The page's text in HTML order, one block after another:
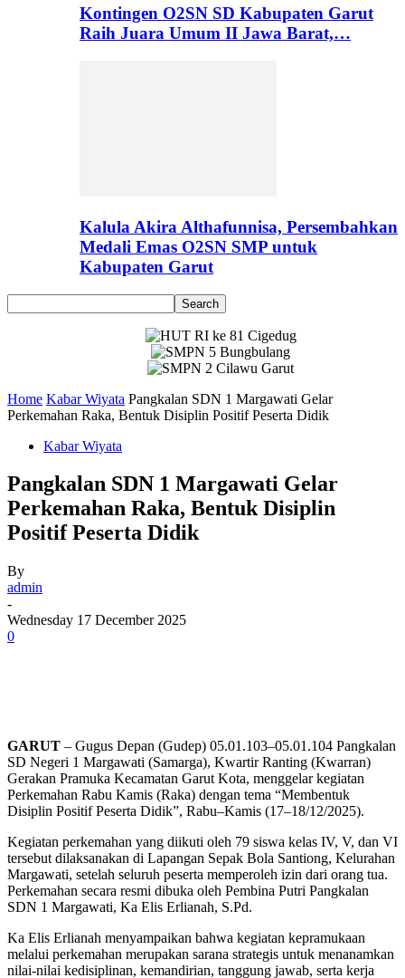
Kontingen O2SN SD Kabupaten Garut
Raih Juara Umum II Jawa Barat,…
Kalula Akira Althafunnisa, Persembahkan
Medali Emas O2SN SMP untuk
Kabupaten Garut
Home Kabar Wiyata Pangkalan SDN 1 Margawati Gelar
Perkemahan Raka, Bentuk Disiplin Positif Peserta Didik
Kabar Wiyata
Pangkalan SDN 1 Margawati Gelar
Perkemahan Raka, Bentuk Disiplin
Positif Peserta Didik
By
admin
-
Wednesday 17 December 2025
0
GARUT – Gugus Depan (Gudep) 05.01.103–05.01.104 Pangkalan
SD Negeri 1 Margawati (Samarga), Kwartir Ranting (Kwarran)
Gerakan Pramuka Kecamatan Garut Kota, menggelar kegiatan
Perkemahan Rabu Kamis (Raka) dengan tema “Membentuk
Disiplin Positif Peserta Didik”, Rabu–Kamis (17–18/12/2025).
Kegiatan perkemahan yang diikuti oleh 79 siswa kelas IV, V, dan VI
tersebut dilaksanakan di Lapangan Sepak Bola Santiong, Kelurahan
Margawati, setelah seluruh peserta memperoleh izin dari orang tua.
Perkemahan secara resmi dibuka oleh Pembina Putri Pangkalan
SDN 1 Margawati, Ka Elis Erlianah, S.Pd.
Ka Elis Erlianah menyampaikan bahwa kegiatan kepramukaan
melalui perkemahan merupakan sarana strategis untuk menanamkan
nilai-nilai kedisiplinan, kemandirian, tanggung jawab, serta kerja